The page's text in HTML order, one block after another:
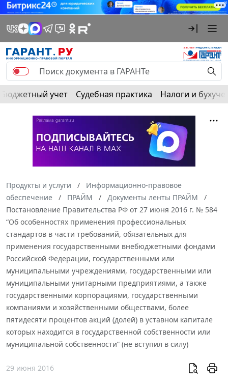
Бюджетный учет Судебная практика Налоги и
Продукты и услуги
Информационно-правовое
обеспечение
ПРАЙМ
Документы ленты ПРАЙМ
Постановление Правительства РФ от 27 июня 2016 г. № 584
“Об особенностях применения профессиональных
стандартов в части требований, обязательных для
применения государственными внебюджетными фондами
Российской Федерации, государственными или
муниципальными учреждениями, государственными или
муниципальными унитарными предприятиями, а также
государственными корпорациями, государственными
компаниями и хозяйственными обществами, более
пятидесяти процентов акций (долей) в уставном капитале
которых находится в государственной собственности или
муниципальной собственности” (не вступил в силу)
29 июня 2016